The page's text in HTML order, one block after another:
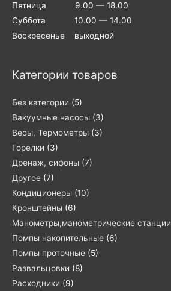
Пятница 9.00 — 18.00
Суббота 10.00 — 14.00
Воскресенье выходной
Категории товаров
Без категории (5)
Вакуумные насосы (3)
Весы, Термометры (3)
Горелки (3)
Дренаж, сифоны (7)
Другое (7)
Кондиционеры (10)
Кронштейны (6)
Манометры,манометрические станции
Помпы накопительные (6)
Помпы проточные (5)
Развальцовки (8)
Расходники (9)